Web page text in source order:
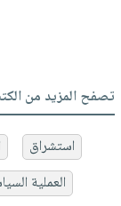
تصفح المزيد من
استشراق
العملية